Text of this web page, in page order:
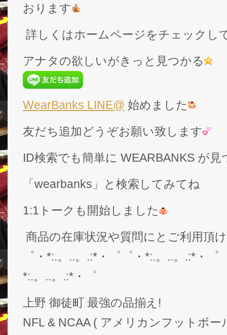
おります
詳しくはホームページをチェックし
アナタの欲しいがきっと見つかる
WearBanks LINE@ 始めました
友だち追加どうぞお願い致します
ID検索でも簡単に WEARBANKS が
「wearbanks」と検索してみてね
1:1トークも開始しました
商品の在庫状況や質問にとご利用頂
゜・*:.。..。.:*・゜゜・*:.。..。.:*・
*:.。..。.:*・゜
上野 御徒町 最強の品揃え!
NFL & NCAA ( アメリカンフットボー